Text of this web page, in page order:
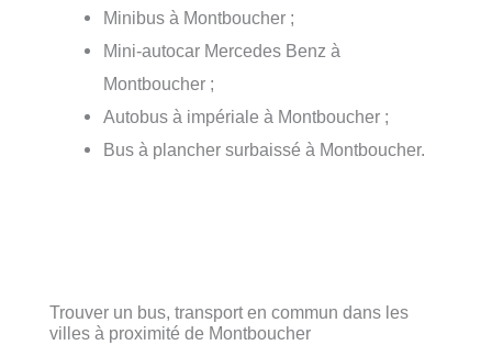
Minibus à Montboucher ;
Mini-autocar Mercedes Benz à
Montboucher ;
Autobus à impériale à Montboucher ;
Bus à plancher surbaissé à Montboucher.
Trouver un bus, transport en commun dans les
villes à proximité de Montboucher